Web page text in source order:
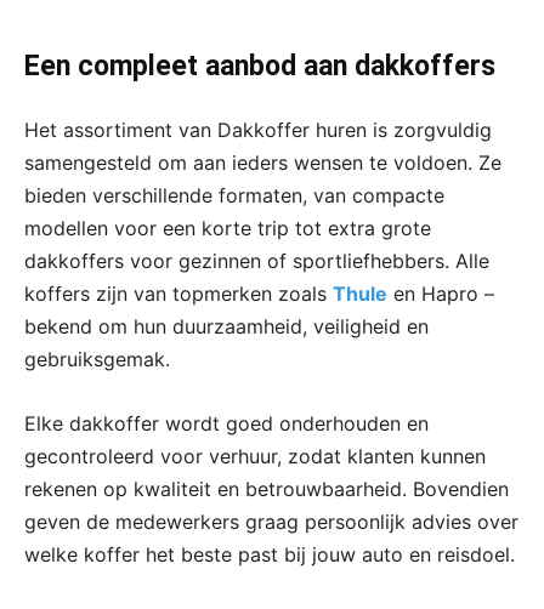
Een compleet aanbod aan dakkoffers
Het assortiment van Dakkoffer huren is zorgvuldig
samengesteld om aan ieders wensen te voldoen. Ze
bieden verschillende formaten, van compacte
modellen voor een korte trip tot extra grote
dakkoffers voor gezinnen of sportliefhebbers. Alle
koffers zijn van topmerken zoals Thule en Hapro –
bekend om hun duurzaamheid, veiligheid en
gebruiksgemak.
Elke dakkoffer wordt goed onderhouden en
gecontroleerd voor verhuur, zodat klanten kunnen
rekenen op kwaliteit en betrouwbaarheid. Bovendien
geven de medewerkers graag persoonlijk advies over
welke koffer het beste past bij jouw auto en reisdoel.